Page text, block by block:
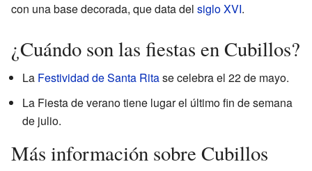
con una base decorada, que data del siglo XVI.
¿Cuándo son las fiestas en Cubillos?
La Festividad de Santa Ritase celebra el 22 de mayo.
La Fiesta de verano tiene lugar el último fin de semana
de julio.
Más información sobre Cubillos